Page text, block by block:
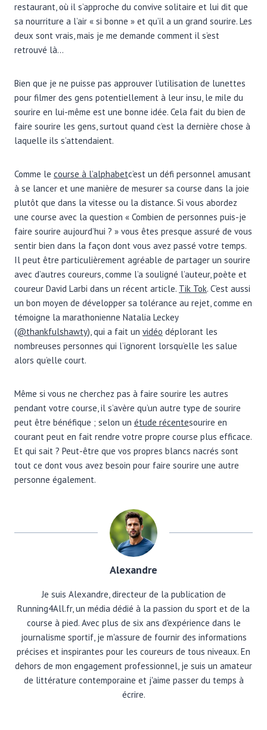
restaurant, où il s’approche du convive solitaire et lui dit que
sa nourriture a l’air « si bonne » et qu’il a un grand sourire. Les
deux sont vrais, mais je me demande comment il s’est
retrouvé là…
Bien que je ne puisse pas approuver l’utilisation de lunettes
pour filmer des gens potentiellement à leur insu, le mile du
sourire en lui-même est une bonne idée. Cela fait du bien de
faire sourire les gens, surtout quand c’est la dernière chose à
laquelle ils s’attendaient.
Comme le course à l’alphabetc’est un défi personnel amusant
à se lancer et une manière de mesurer sa course dans la joie
plutôt que dans la vitesse ou la distance. Si vous abordez
une course avec la question « Combien de personnes puis-je
faire sourire aujourd’hui ? » vous êtes presque assuré de vous
sentir bien dans la façon dont vous avez passé votre temps.
Il peut être particulièrement agréable de partager un sourire
avec d’autres coureurs, comme l’a souligné l’auteur, poète et
coureur David Larbi dans un récent article. Tik Tok. C’est aussi
un bon moyen de développer sa tolérance au rejet, comme en
témoigne la marathonienne Natalia Leckey
(@thankfulshawty), qui a fait un vidéo déplorant les
nombreuses personnes qui l’ignorent lorsqu’elle les salue
alors qu’elle court.
Même si vous ne cherchez pas à faire sourire les autres
pendant votre course, il s’avère qu’un autre type de sourire
peut être bénéfique ; selon un étude récentesourire en
courant peut en fait rendre votre propre course plus efficace.
Et qui sait ? Peut-être que vos propres blancs nacrés sont
tout ce dont vous avez besoin pour faire sourire une autre
personne également.
Alexandre
Je suis Alexandre, directeur de la publication de
Running4All.fr, un média dédié à la passion du sport et de la
course à pied. Avec plus de six ans d'expérience dans le
journalisme sportif, je m'assure de fournir des informations
précises et inspirantes pour les coureurs de tous niveaux. En
dehors de mon engagement professionnel, je suis un amateur
de littérature contemporaine et j'aime passer du temps à
écrire.